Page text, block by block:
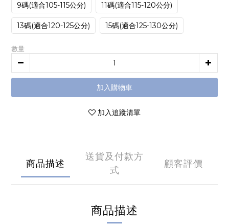
9碼(適合105-115公分) 11碼(適合115-120公分)
13碼(適合120-125公分) 15碼(適合125-130公分)
數量
加入購物車
加入追蹤清單
商品描述
送貨及付款方
式
顧客評價
商品描述